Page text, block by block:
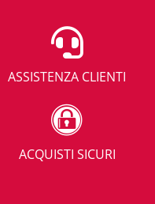
ASSISTENZA CLIENTI
ACQUISTI SICURI